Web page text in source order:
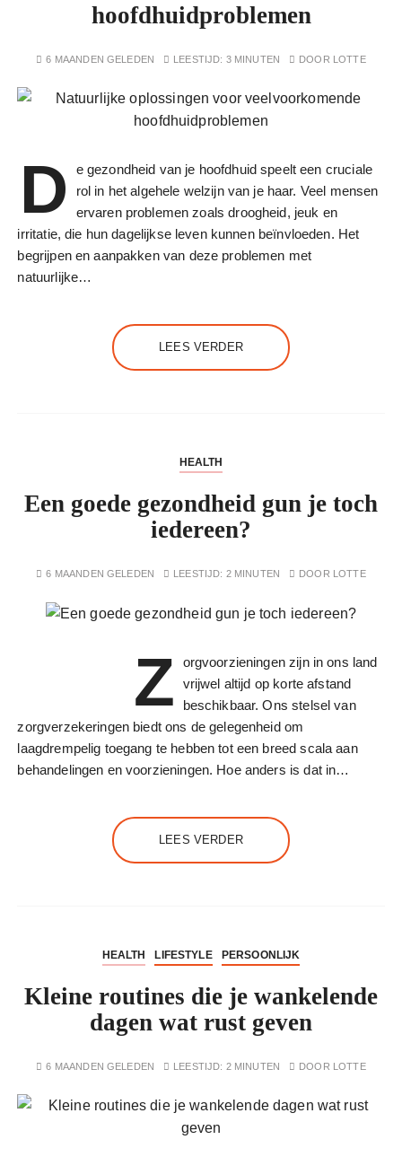
hoofdhuidproblemen
6 MAANDEN GELEDEN LEESTIJD: 3 MINUTEN DOOR LOTTE
D
e gezondheid van je hoofdhuid speelt een cruciale
rol in het algehele welzijn van je haar. Veel mensen
ervaren problemen zoals droogheid, jeuk en
irritatie, die hun dagelijkse leven kunnen beïnvloeden. Het
begrijpen en aanpakken van deze problemen met
natuurlijke…
LEES VERDER
HEALTH
Een goede gezondheid gun je toch
iedereen?
6 MAANDEN GELEDEN LEESTIJD: 2 MINUTEN DOOR LOTTE
Z
orgvoorzieningen zijn in ons land
vrijwel altijd op korte afstand
beschikbaar. Ons stelsel van
zorgverzekeringen biedt ons de gelegenheid om
laagdrempelig toegang te hebben tot een breed scala aan
behandelingen en voorzieningen. Hoe anders is dat in…
LEES VERDER
HEALTH LIFESTYLE PERSOONLIJK
Kleine routines die je wankelende
dagen wat rust geven
6 MAANDEN GELEDEN LEESTIJD: 2 MINUTEN DOOR LOTTE